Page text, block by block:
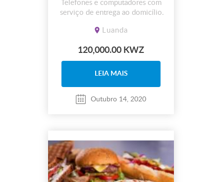
Telefones e computadores com
serviço de entrega ao domicílio
pagamento por prestações.
Luanda
120,000.00 KWZ
LEIA MAIS
Outubro 14, 2020